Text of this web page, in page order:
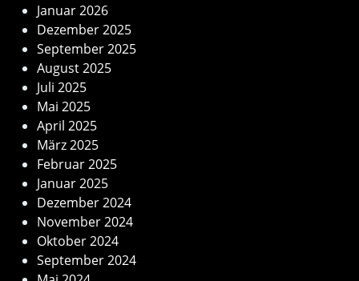
Januar 2026
Dezember 2025
September 2025
August 2025
Juli 2025
Mai 2025
April 2025
März 2025
Februar 2025
Januar 2025
Dezember 2024
November 2024
Oktober 2024
September 2024